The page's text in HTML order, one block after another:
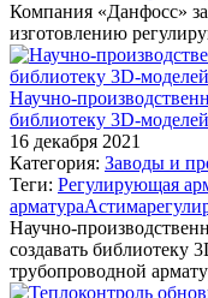
Компания «Данфосс»
изготовлению
Научно-
библиотеку 3D-
16 декабря 2021
Категория: Заводы и
Теги: Регулирующая
арматураАстима
Научно-
создавать библиотеку
трубопроводной